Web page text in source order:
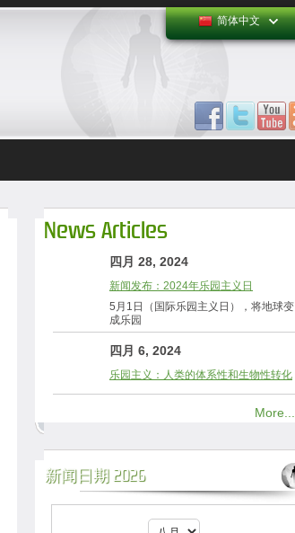
简体中文
News Articles
四月 28, 2024
新闻发布：2024年乐园主义日
5月1日（国际乐园主义日），将地球变
成乐园
四月 6, 2024
乐园主义：人类的体系性和生物性转化
More...
新闻日期 2026